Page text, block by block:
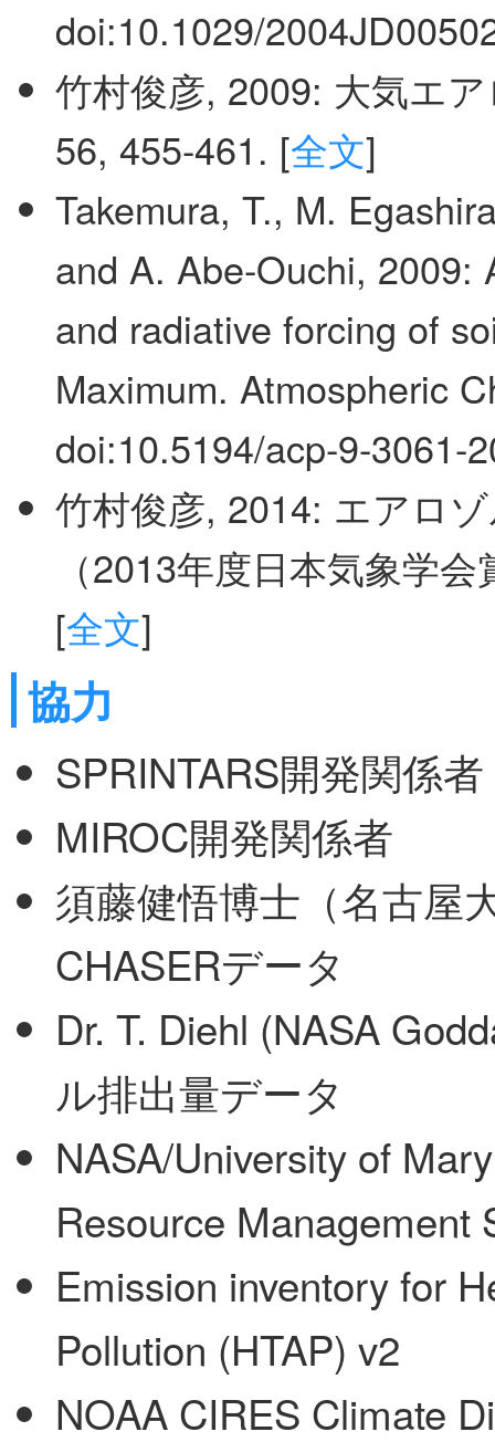
doi:10.1029/
竹村俊彦, 2009: 大気エ
56, 455-461. [全文]
Takemura, T., M.
and A. Abe-Ouchi, 2009:
and radiative forcing of
Maximum. Atmospheric
doi:10.5194/acp-9-3061-
竹村俊彦, 2014: エアロ
（2013年度日本気象学
[全文]
協力
SPRINTARS開発関係者
MIROC開発関係者
須藤健悟博士（名古屋
CHASERデータ
Dr. T. Diehl (NASA
ル排出量データ
NASA/University of
Resource Management
Emission inventory for
Pollution (HTAP) v2
NOAA CIRES Climate